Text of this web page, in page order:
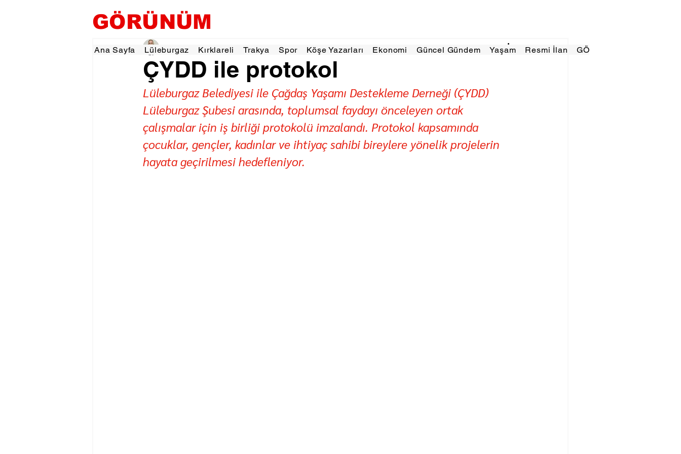
GÖRÜNÜM
Ana Sayfa Lüleburgaz Kırklareli Trakya Spor Köşe Yazarları Ekonomi Güncel Gündem Yaşam Resmi İlan GÖRÜNÜMTV
ÇYDD ile protokol
Hamza Dalgıç 18 Ara 20251 dakikada okunur
Lüleburgaz Belediyesi ile Çağdaş Yaşamı Destekleme Derneği (ÇYDD)
Lüleburgaz Şubesi arasında, toplumsal faydayı önceleyen ortak
çalışmalar için iş birliği protokolü imzalandı. Protokol kapsamında
çocuklar, gençler, kadınlar ve ihtiyaç sahibi bireylere yönelik projelerin
hayata geçirilmesi hedefleniyor.